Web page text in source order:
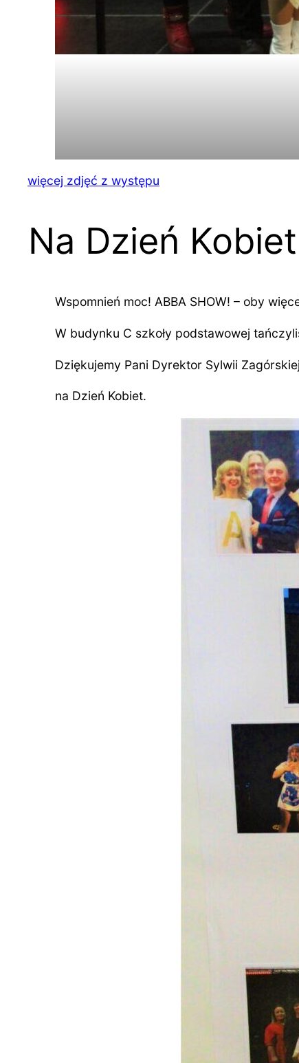
więcej zdjęć z występu
Na Dzień
Wspomnień moc! ABBA SHOW! – oby
W budynku C szkoły podstawowej
Dziękujemy Pani Dyrektor Sylwii
na Dzień Kobiet.